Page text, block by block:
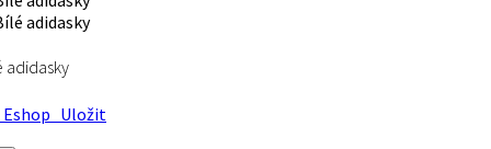
adidasky
Uložit